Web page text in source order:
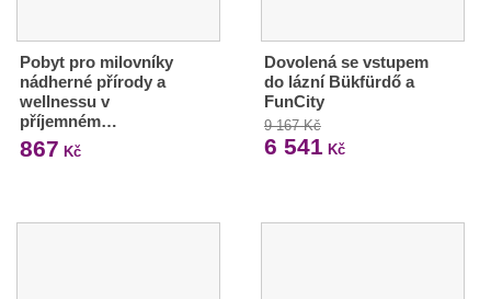
Pobyt pro milovníky
nádherné přírody a
wellnessu v
příjemném…
867 Kč
Dovolená se vstupem
do lázní Bükfürdő a
FunCity
9 167 Kč
6 541 Kč